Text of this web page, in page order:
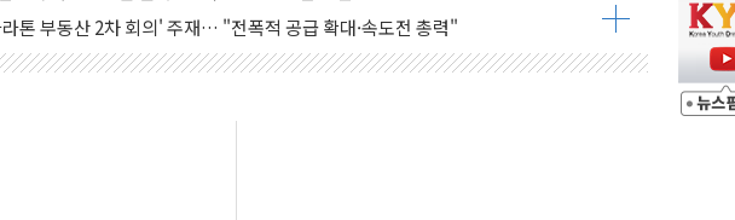
톤 부동산 2차 회의' 주재… "전폭적 공급 확대·속도전 총력"
실리콘 관세 15% 부과…美 태양광주 급등
지도자 위독…곧 사망해도 놀랍지 않아"
내 최대 규모 400MW 태양광 착공…여의도 1.6배 규모